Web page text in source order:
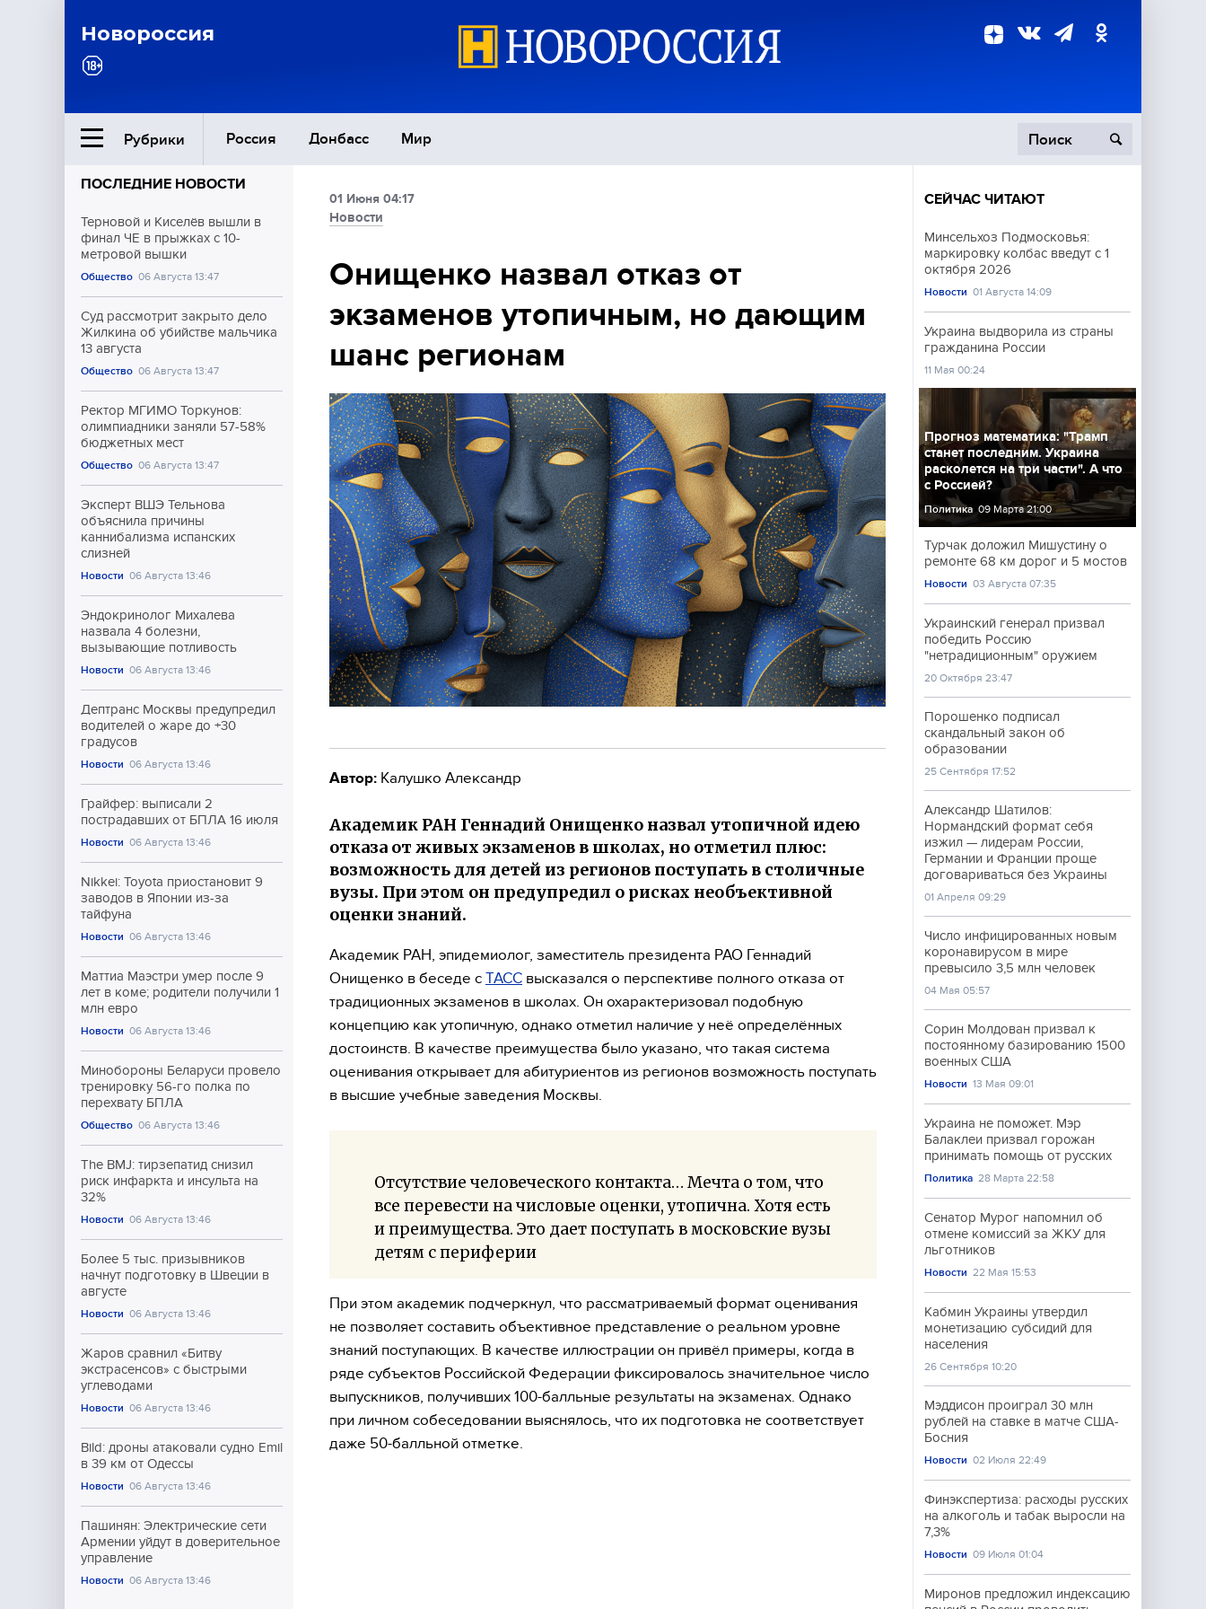
Новороссия
Рубрики Россия Донбасс Мир
Ближний Восток
Общество
Экономика
Происшествия
Культура
Спорт
ПОСЛЕДНИЕ НОВОСТИ
Терновой и Киселёв вышли в
финал ЧЕ в прыжках с 10-
метровой вышки
Общество 06 Августа 13:47
Суд рассмотрит закрыто дело
Жилкина об убийстве мальчика
13 августа
Общество 06 Августа 13:47
Ректор МГИМО Торкунов:
олимпиадники заняли 57-58%
бюджетных мест
Общество 06 Августа 13:47
Эксперт ВШЭ Тельнова
объяснила причины
каннибализма испанских
слизней
Новости 06 Августа 13:46
Эндокринолог Михалева
назвала 4 болезни,
вызывающие потливость
Новости 06 Августа 13:46
Дептранс Москвы предупредил
водителей о жаре до +30
градусов
Новости 06 Августа 13:46
Грайфер: выписали 2
пострадавших от БПЛА 16 июля
Новости 06 Августа 13:46
Nikkei: Toyota приостановит 9
заводов в Японии из-за
тайфуна
Новости 06 Августа 13:46
Маттиа Маэстри умер после 9
лет в коме; родители получили 1
млн евро
Новости 06 Августа 13:46
Минобороны Беларуси провело
тренировку 56-го полка по
перехвату БПЛА
Общество 06 Августа 13:46
The BMJ: тирзепатид снизил
риск инфаркта и инсульта на
32%
Новости 06 Августа 13:46
Более 5 тыс. призывников
начнут подготовку в Швеции в
августе
Новости 06 Августа 13:46
Жаров сравнил «Битву
экстрасенсов» с быстрыми
углеводами
Новости 06 Августа 13:46
Bild: дроны атаковали судно Emil
в 39 км от Одессы
Новости 06 Августа 13:46
Пашинян: Электрические сети
Армении уйдут в доверительное
управление
Новости 06 Августа 13:46
01 Июня 04:17
Новости
Онищенко назвал отказ от
экзаменов утопичным, но дающим
шанс регионам
Автор: Калушко Александр
Академик РАН Геннадий Онищенко назвал утопичной идею
отказа от живых экзаменов в школах, но отметил плюс:
возможность для детей из регионов поступать в столичные
вузы. При этом он предупредил о рисках необъективной
оценки знаний.
Академик РАН, эпидемиолог, заместитель президента РАО Геннадий
Онищенко в беседе с ТАСС высказался о перспективе полного отказа от
традиционных экзаменов в школах. Он охарактеризовал подобную
концепцию как утопичную, однако отметил наличие у неё определённых
достоинств. В качестве преимущества было указано, что такая система
оценивания открывает для абитуриентов из регионов возможность поступать
в высшие учебные заведения Москвы.
Отсутствие человеческого контакта… Мечта о том, что
все перевести на числовые оценки, утопична. Хотя есть
и преимущества. Это дает поступать в московские вузы
детям с периферии
При этом академик подчеркнул, что рассматриваемый формат оценивания
не позволяет составить объективное представление о реальном уровне
знаний поступающих. В качестве иллюстрации он привёл примеры, когда в
ряде субъектов Российской Федерации фиксировалось значительное число
выпускников, получивших 100-балльные результаты на экзаменах. Однако
при личном собеседовании выяснялось, что их подготовка не соответствует
даже 50-балльной отметке.
СЕЙЧАС ЧИТАЮТ
Минсельхоз Подмосковья:
маркировку колбас введут с 1
октября 2026
Новости 01 Августа 14:09
Украина выдворила из страны
гражданина России
11 Мая 00:24
Прогноз математика: "Трамп
станет последним. Украина
расколется на три части". А что
с Россией?
Политика 09 Марта 21:00
Турчак доложил Мишустину о
ремонте 68 км дорог и 5 мостов
Новости 03 Августа 07:35
Украинский генерал призвал
победить Россию
"нетрадиционным" оружием
20 Октября 23:47
Порошенко подписал
скандальный закон об
образовании
25 Сентября 17:52
Александр Шатилов:
Нормандский формат себя
изжил — лидерам России,
Германии и Франции проще
договариваться без Украины
01 Апреля 09:29
Число инфицированных новым
коронавирусом в мире
превысило 3,5 млн человек
04 Мая 05:57
Сорин Молдован призвал к
постоянному базированию 1500
военных США
Новости 13 Мая 09:01
Украина не поможет. Мэр
Балаклеи призвал горожан
принимать помощь от русских
Политика 28 Марта 22:58
Сенатор Мурог напомнил об
отмене комиссий за ЖКУ для
льготников
Новости 22 Мая 15:53
Кабмин Украины утвердил
монетизацию субсидий для
населения
26 Сентября 10:20
Мэддисон проиграл 30 млн
рублей на ставке в матче США-
Босния
Новости 02 Июля 22:49
Финэкспертиза: расходы русских
на алкоголь и табак выросли на
7,3%
Новости 09 Июля 01:04
Миронов предложил индексацию